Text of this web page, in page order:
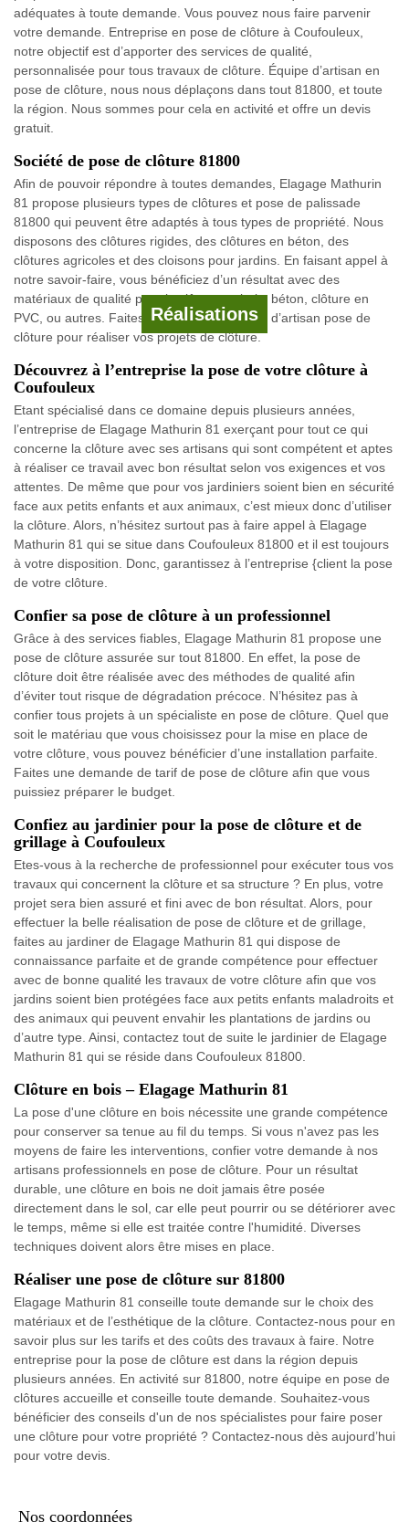
Réalisations
adéquates à toute demande. Vous pouvez nous faire parvenir
votre demande. Entreprise en pose de clôture à Coufouleux,
notre objectif est d’apporter des services de qualité,
personnalisée pour tous travaux de clôture. Équipe d’artisan en
pose de clôture, nous nous déplaçons dans tout 81800, et toute
la région. Nous sommes pour cela en activité et offre un devis
gratuit.
Société de pose de clôture 81800
Afin de pouvoir répondre à toutes demandes, Elagage Mathurin
81 propose plusieurs types de clôtures et pose de palissade
81800 qui peuvent être adaptés à tous types de propriété. Nous
disposons des clôtures rigides, des clôtures en béton, des
clôtures agricoles et des cloisons pour jardins. En faisant appel à
notre savoir-faire, vous bénéficiez d’un résultat avec des
matériaux de qualité pour la clôture en bois, béton, clôture en
PVC, ou autres. Faites appel à notre équipe d’artisan pose de
clôture pour réaliser vos projets de clôture.
Découvrez à l’entreprise la pose de votre clôture à
Coufouleux
Etant spécialisé dans ce domaine depuis plusieurs années,
l’entreprise de Elagage Mathurin 81 exerçant pour tout ce qui
concerne la clôture avec ses artisans qui sont compétent et aptes
à réaliser ce travail avec bon résultat selon vos exigences et vos
attentes. De même que pour vos jardiniers soient bien en sécurité
face aux petits enfants et aux animaux, c’est mieux donc d’utiliser
la clôture. Alors, n’hésitez surtout pas à faire appel à Elagage
Mathurin 81 qui se situe dans Coufouleux 81800 et il est toujours
à votre disposition. Donc, garantissez à l’entreprise {client la pose
de votre clôture.
Confier sa pose de clôture à un professionnel
Grâce à des services fiables, Elagage Mathurin 81 propose une
pose de clôture assurée sur tout 81800. En effet, la pose de
clôture doit être réalisée avec des méthodes de qualité afin
d’éviter tout risque de dégradation précoce. N’hésitez pas à
confier tous projets à un spécialiste en pose de clôture. Quel que
soit le matériau que vous choisissez pour la mise en place de
votre clôture, vous pouvez bénéficier d’une installation parfaite.
Faites une demande de tarif de pose de clôture afin que vous
puissiez préparer le budget.
Confiez au jardinier pour la pose de clôture et de
grillage à Coufouleux
Etes-vous à la recherche de professionnel pour exécuter tous vos
travaux qui concernent la clôture et sa structure ? En plus, votre
projet sera bien assuré et fini avec de bon résultat. Alors, pour
effectuer la belle réalisation de pose de clôture et de grillage,
faites au jardiner de Elagage Mathurin 81 qui dispose de
connaissance parfaite et de grande compétence pour effectuer
avec de bonne qualité les travaux de votre clôture afin que vos
jardins soient bien protégées face aux petits enfants maladroits et
des animaux qui peuvent envahir les plantations de jardins ou
d’autre type. Ainsi, contactez tout de suite le jardinier de Elagage
Mathurin 81 qui se réside dans Coufouleux 81800.
Clôture en bois – Elagage Mathurin 81
La pose d'une clôture en bois nécessite une grande compétence
pour conserver sa tenue au fil du temps. Si vous n'avez pas les
moyens de faire les interventions, confier votre demande à nos
artisans professionnels en pose de clôture. Pour un résultat
durable, une clôture en bois ne doit jamais être posée
directement dans le sol, car elle peut pourrir ou se détériorer avec
le temps, même si elle est traitée contre l'humidité. Diverses
techniques doivent alors être mises en place.
Réaliser une pose de clôture sur 81800
Elagage Mathurin 81 conseille toute demande sur le choix des
matériaux et de l’esthétique de la clôture. Contactez-nous pour en
savoir plus sur les tarifs et des coûts des travaux à faire. Notre
entreprise pour la pose de clôture est dans la région depuis
plusieurs années. En activité sur 81800, notre équipe en pose de
clôtures accueille et conseille toute demande. Souhaitez-vous
bénéficier des conseils d'un de nos spécialistes pour faire poser
une clôture pour votre propriété ? Contactez-nous dès aujourd’hui
pour votre devis.
Nos coordonnées